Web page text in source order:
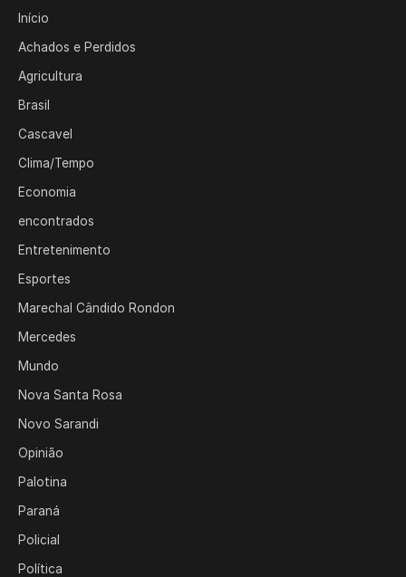
Início
Achados e Perdidos
Agricultura
Brasil
Cascavel
Clima/Tempo
Economia
encontrados
Entretenimento
Esportes
Marechal Cândido Rondon
Mercedes
Mundo
Nova Santa Rosa
Novo Sarandi
Opinião
Palotina
Paraná
Policial
Política